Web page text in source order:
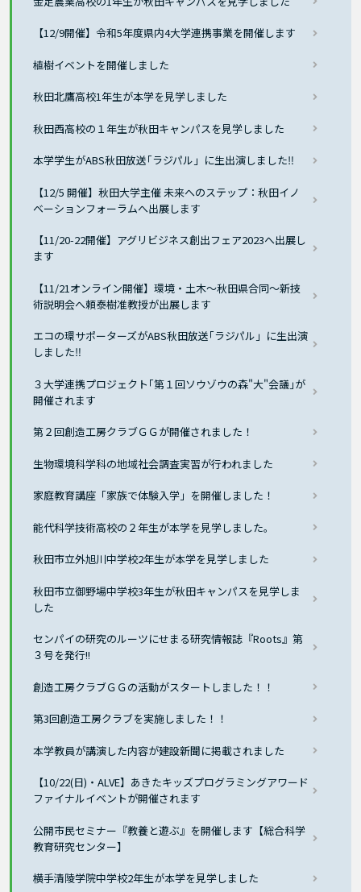
【12/9開催】令和5年度県内4大学連携事業を開催します
植樹イベントを開催しました
秋田北鷹高校1年生が本学を見学しました
秋田西高校の１年生が秋田キャンパスを見学しました
本学学生がABS秋田放送｢ラジパル」に生出演しました‼
【12/5 開催】秋田大学主催 未来へのステップ：秋田イノ
ベーションフォーラムへ出展します
【11/20-22開催】アグリビジネス創出フェア2023へ出展し
ます
【11/21オンライン開催】環境・土木～秋田県合同～新技
術説明会へ頼泰樹准教授が出展します
エコの環サポーターズがABS秋田放送｢ラジパル」に生出演
しました‼
３大学連携プロジェクト｢第１回ソウゾウの森"大"会議｣が
開催されます
第２回創造工房クラブＧＧが開催されました！
生物環境科学科の地域社会調査実習が行われました
家庭教育講座「家族で体験入学」を開催しました！
能代科学技術高校の２年生が本学を見学しました。
秋田市立外旭川中学校2年生が本学を見学しました
秋田市立御野場中学校3年生が秋田キャンパスを見学しま
した
センパイの研究のルーツにせまる研究情報誌『Roots』第
３号を発行!!
創造工房クラブＧＧの活動がスタートしました！！
第3回創造工房クラブを実施しました！！
本学教員が講演した内容が建設新聞に掲載されました
【10/22(日)・ALVE】あきたキッズプログラミングアワード
ファイナルイベントが開催されます
公開市民セミナー『教養と遊ぶ』を開催します【総合科学
教育研究センター】
横手清陵学院中学校2年生が本学を見学しました